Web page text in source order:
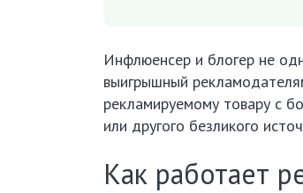
Инфлюенсер и блогер не
выигрышный
рекламируемому товару с
или другого безликого
Как работает